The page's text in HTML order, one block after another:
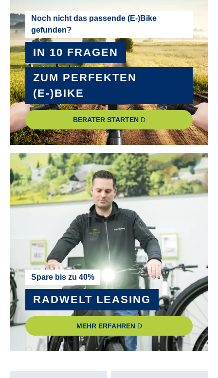
MOTOR :
Mittelmotor
MOTOR-LEISTUNG :
85 Nm
MOTOR-TYP :
Bosch Performance Line CX GEN5 smart System
MOTOR-UNTERSTÜTZUNG :
bis 25 km/h
NABE VORDERRAD :
Novotec Boost, Disc, 32H
VP R&M Custom
RADGRÖSSE :
27,5"
RAHMENGRÖSSE :
40 cm, 45 cm, 50 cm, 55 cm
Noch nicht das passende (E-)Bike
gefunden?
IN 10 FRAGEN
ZUM PERFEKTEN
(E-)BIKE
BERATER STARTEN
Spare bis zu 40%
RADWELT LEASING
MEHR ERFAHREN